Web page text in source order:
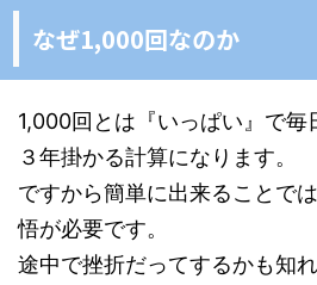
なぜ1,000回なのか
1,000回とは『いっぱい』で毎
３年掛かる計算になります。
ですから簡単に出来ることで
悟が必要です。
途中で挫折だってするかも知